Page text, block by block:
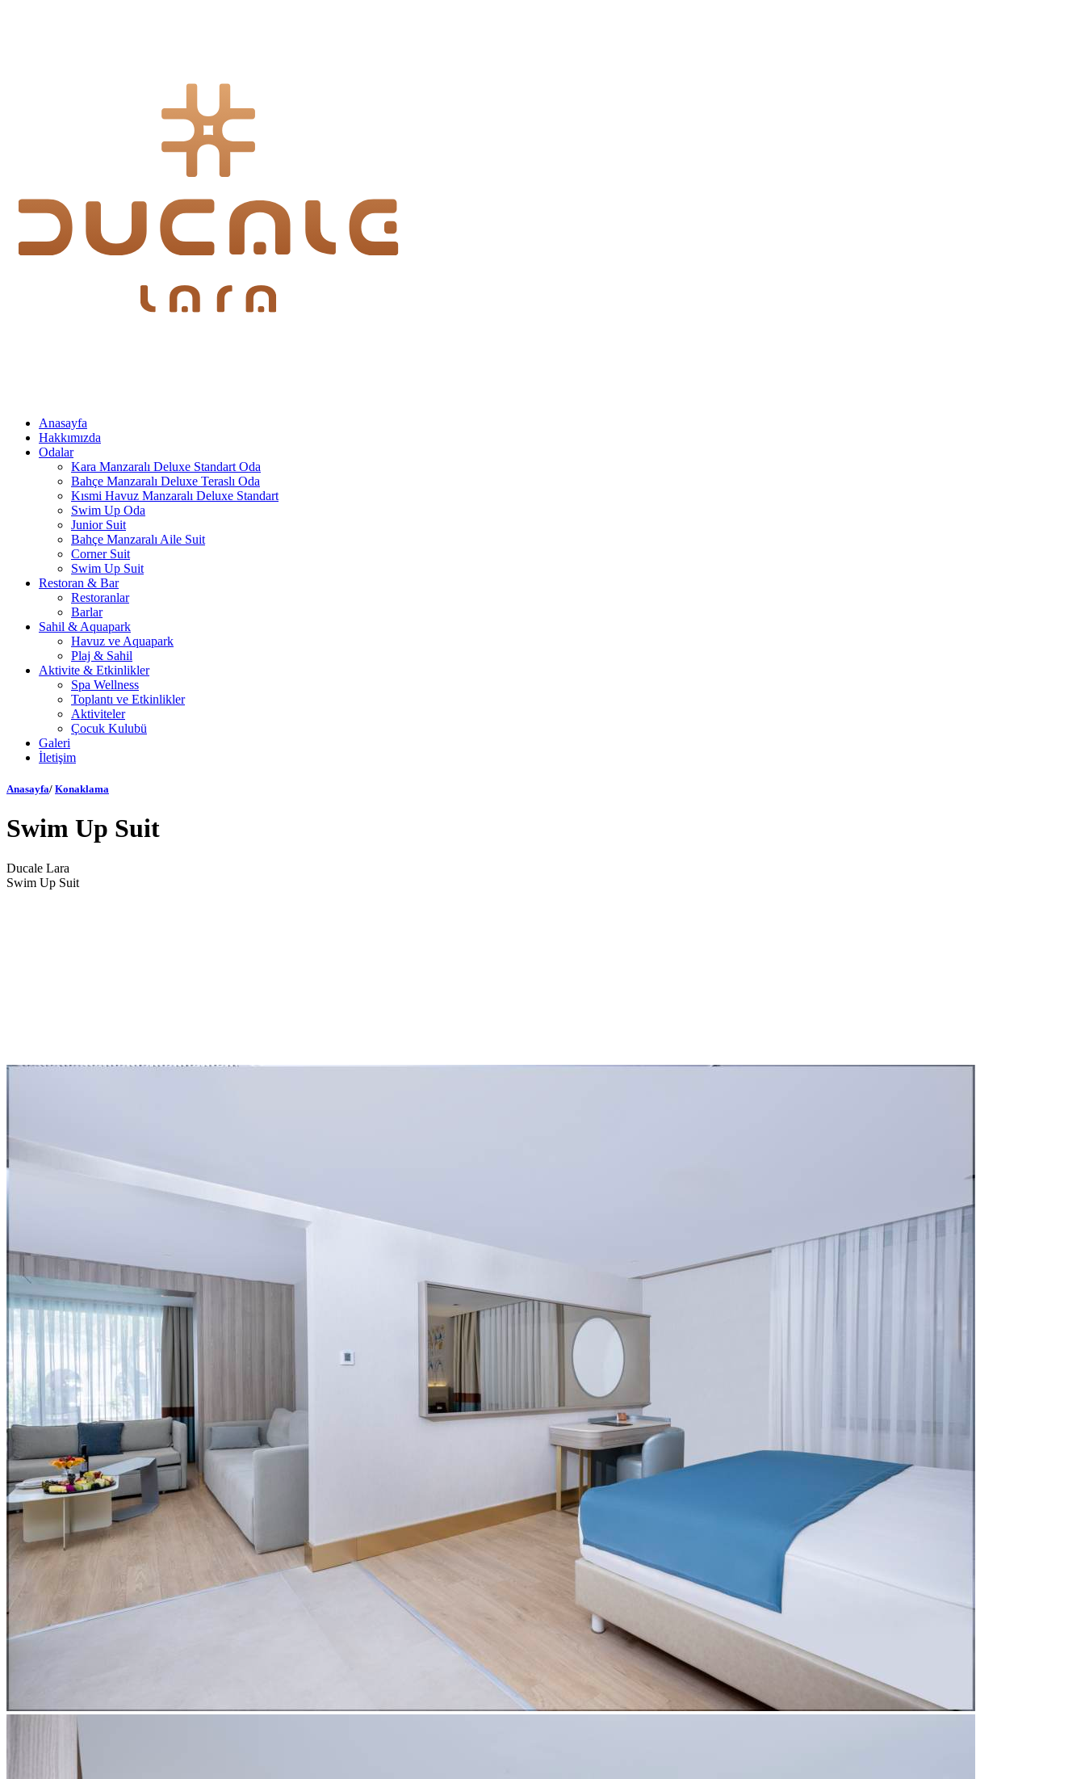
Anasayfa
Hakkımızda
Odalar
Kara Manzaralı Deluxe Standart Oda
Bahçe Manzaralı Deluxe Teraslı Oda
Kısmi Havuz Manzaralı Deluxe Standart
Swim Up Oda
Junior Suit
Bahçe Manzaralı Aile Suit
Corner Suit
Swim Up Suit
Restoran & Bar
Restoranlar
Barlar
Sahil & Aquapark
Havuz ve Aquapark
Plaj & Sahil
Aktivite & Etkinlikler
Spa Wellness
Toplantı ve Etkinlikler
Aktiviteler
Çocuk Kulubü
Galeri
İletişim
Anasayfa/ Konaklama
Swim Up Suit
Ducale Lara
Swim Up Suit